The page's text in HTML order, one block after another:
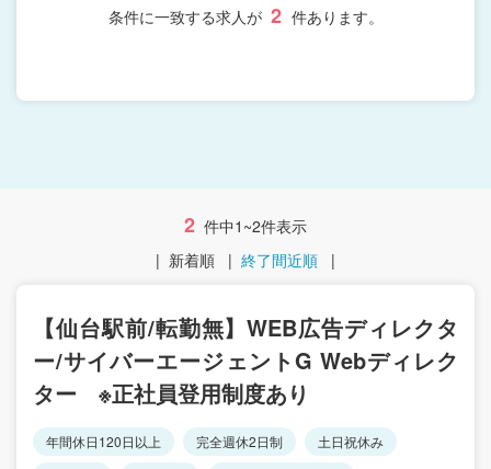
条件に一致する求人が 2 件あります。
2 件中1~2件表示
| 新着順 | 終了間近順 |
【仙台駅前/転勤無】WEB広告ディレクタ
ー/サイバーエージェントG Webディレク
ター ※正社員登用制度あり
年間休日120日以上 完全週休2日制
土日祝休み